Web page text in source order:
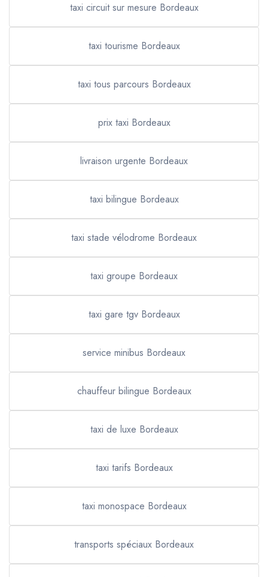
taxi circuit sur mesure Bordeaux
taxi tourisme Bordeaux
taxi tous parcours Bordeaux
prix taxi Bordeaux
livraison urgente Bordeaux
taxi bilingue Bordeaux
taxi stade vélodrome Bordeaux
taxi groupe Bordeaux
taxi gare tgv Bordeaux
service minibus Bordeaux
chauffeur bilingue Bordeaux
taxi de luxe Bordeaux
taxi tarifs Bordeaux
taxi monospace Bordeaux
transports spéciaux Bordeaux